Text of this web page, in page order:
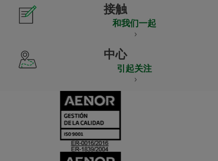
接触
和我们一起
中心
引起关注